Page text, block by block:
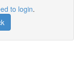
to login.